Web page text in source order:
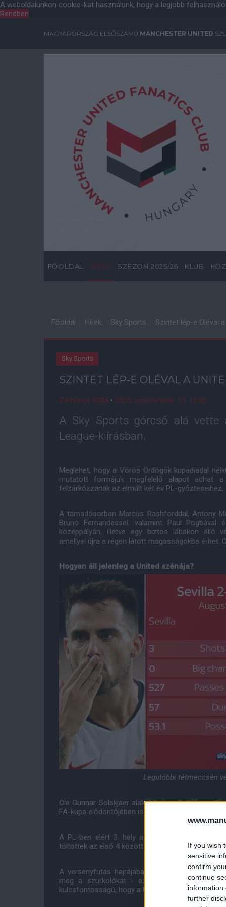
A weboldalunkon cookie-kat használunk, hogy a legjobb
Rendben
If you wish
sensitive
confirm
continue
information
further
MAGYARORSZÁG ELSŐSZÁMÚ MANCHESTER UNITED
FŐOLDAL HÍREK SZEZON 2025/26 KLUB
Főoldal Hírek Sky Sports Szintet lép-e Oléval
Sky Sports
SZINTET LÉP-E OLÉVAL A
Zemlényi Attila • 2020. szeptember. 15. 10:50
A Sky Sports górcső alá vette
League-kiírásban.
Meglehet, hogy a Vörös Ördögök kupadiadal
mutatott formájuk megfelelő alapot adhat a
felzárkózzanak az elmúlt két év PL-
A támadósorban Marcus Rashforddal, Antony
Bruno Fernandessel, valamint Paul
középpályán, illetve egy biztos lábakon álló
amellyel újra a régen látott magasságokba érhet.
Hogyan áll jelenleg a United szénája?
Legutóbbi tétmeccsén
Ole Gunnar Solskjaer alakulata ismét trófea
FA-kupa elődöntőjében is kudarcot vallott.
A PL-ben elért 3. hely azonban kivételes
töltöttek az első 4 között 2019/20 folyamán.
A versenyfutás hajrájában egy nem
meg a szurkolókat - ez a leghosszabb
kulcsfontosságú, hogy a United az előző